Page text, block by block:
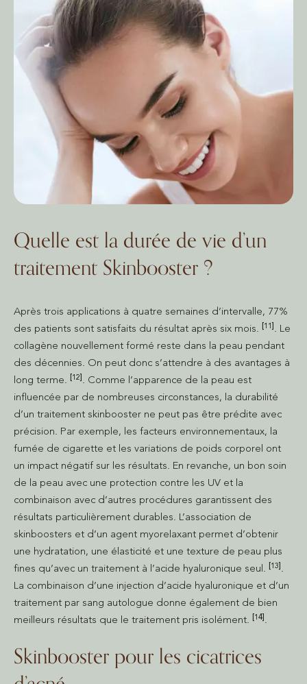
Quelle est la durée de vie d’un
traitement Skinbooster ?
Après trois applications à quatre semaines d’intervalle, 77%
des patients sont satisfaits du résultat après six mois. [11]. Le
collagène nouvellement formé reste dans la peau pendant
des décennies. On peut donc s’attendre à des avantages à
long terme. [12]. Comme l’apparence de la peau est
influencée par de nombreuses circonstances, la durabilité
d’un traitement skinbooster ne peut pas être prédite avec
précision. Par exemple, les facteurs environnementaux, la
fumée de cigarette et les variations de poids corporel ont
un impact négatif sur les résultats. En revanche, un bon soin
de la peau avec une protection contre les UV et la
combinaison avec d’autres procédures garantissent des
résultats particulièrement durables. L’association de
skinboosters et d’un agent myorelaxant permet d’obtenir
une hydratation, une élasticité et une texture de peau plus
fines qu’avec un traitement à l’acide hyaluronique seul. [13].
La combinaison d’une injection d’acide hyaluronique et d’un
traitement par sang autologue donne également de bien
meilleurs résultats que le traitement pris isolément. [14].
Skinbooster pour les cicatrices